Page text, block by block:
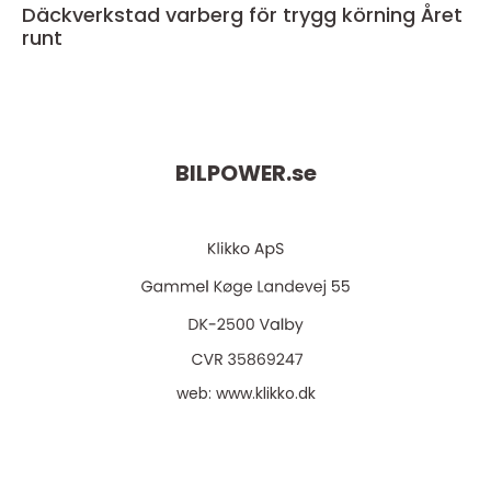
Däckverkstad varberg för trygg körning Året
runt
BILPOWER.se
web: www.klikko.dk